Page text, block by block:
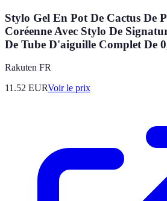
Stylo Gel En Pot De Cactus De
Coréenne Avec Stylo De
De Tube D'aiguille Complet De
Rakuten FR
11.52 EURVoir le prix